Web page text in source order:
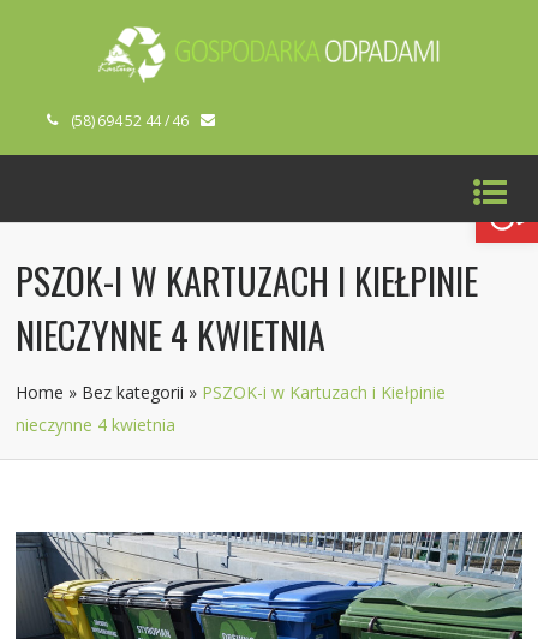
Open toolbar
(58) 694 52 44 / 46
PSZOK-I W KARTUZACH I KIEŁPINIE
NIECZYNNE 4 KWIETNIA
Home » Bez kategorii » PSZOK-i w Kartuzach i Kiełpinie
nieczynne 4 kwietnia